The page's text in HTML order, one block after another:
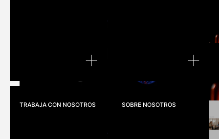
NUESTRO TRABAJO WAM
TRABAJA CON NOSOTROS SOBRE NOSOTROS